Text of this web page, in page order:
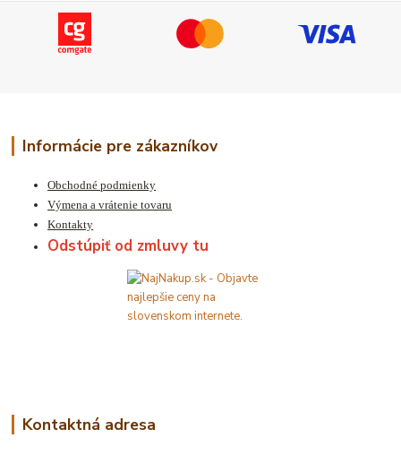
Informácie pre zákazníkov
Obchodné podmienky
Výmena a vrátenie tovaru
Kontakty
Odstúpiť od zmluvy tu
Kontaktná adresa